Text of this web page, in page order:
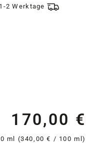
2 Werktage
170,00 €
ml (340,00 € / 100 ml)